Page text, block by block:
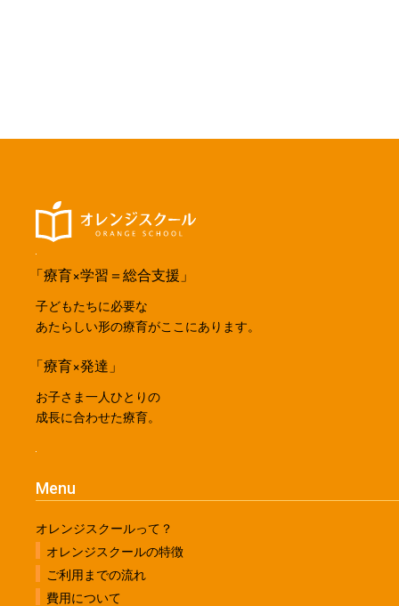
「療育×学習＝総合支援」
子どもたちに必要な
あたらしい形の療育がここにあります。
「療育×発達」
お子さま一人ひとりの
成長に合わせた療育。
Menu
オレンジスクールって？
オレンジスクールの特徴
ご利用までの流れ
費用について